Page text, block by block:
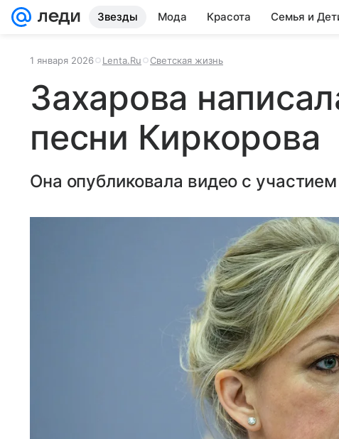
Звезды Мода Красота Семья и
1 января 2026 Lenta.Ru Светская жизнь
Захарова
песни Киркорова
Она опубликовала видео с